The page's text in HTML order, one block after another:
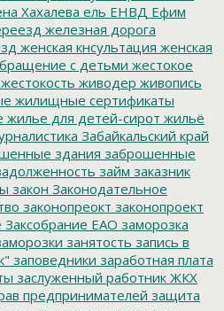
Хахалева ель ЕНВД Ефим
железная дорога
женская кнсультация женская
с детьми жестокое
жестокость живодер живопись
жилищные сертификаты
жилье для детей-сирот жильё
Забайкальский край
здания заброшенные
займ заказник
закон Законодательное
законопреокт законопроект
Заксобрание ЕАО заморозка
занятость запись в
заповедники заработная плата
заслуженный работник ЖКХ
предпринимателей защита